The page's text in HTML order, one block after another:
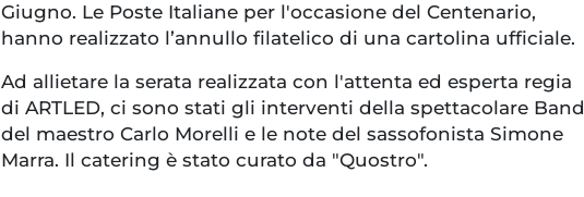
Giugno. Le Poste Italiane per l'occasione del Centenario,
hanno realizzato l’annullo filatelico di una cartolina ufficiale.
Ad allietare la serata realizzata con l'attenta ed esperta regia
di ARTLED, ci sono stati gli interventi della spettacolare Band
del maestro Carlo Morelli e le note del sassofonista Simone
Marra. Il catering è stato curato da "Quostro".